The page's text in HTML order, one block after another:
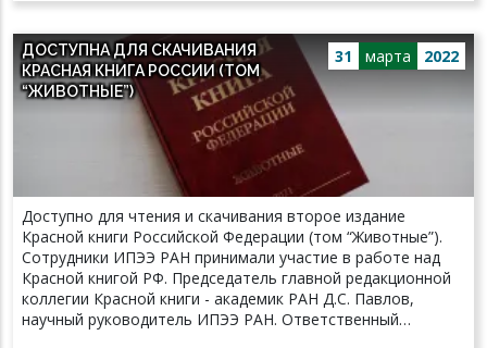
млекопитающих Института проблем экологии и эволюции
имени А. Н. Северцова РАН Почему кошки так любят
коробки? Не секрет, что кошки любят сидеть в замкнутых
пространствах: коробках, чемоданах, шкафах и пр. Как
показало исследование 2021 года, в отсутствие убежища
питомцы выбирают иллюзию замкнутого пространства:
например, сидят в двумерных квадратах. В 2017 году в
Сети прошел флешмоб: под хештегом #CatSquare люди
размещали фотографии своих кошек, сидящих на полу в
квадратах из клейкой ленты. Чуть позже в исследовании
на котиках из приюта было установлено, что коробки
помогают животным снизить уровень стресса. «Кошкам
нравится попадать в разные закрытые пространства, —
говорит Анастасия Антоневич. — Они по природе
охотники, которые набрасываются на добычу из засады.
Их поведение заточено под то, чтобы куда-то проникать,
31 марта 2022
ДОСТУПНА ДЛЯ СКАЧИВАНИЯ
КРАСНАЯ КНИГА РОССИИ (ТОМ
“ЖИВОТНЫЕ”)
Доступно для чтения и скачивания второе издание
Красной книги Российской Федерации (том “Животные”).
Сотрудники ИПЭЭ РАН принимали участие в работе над
Красной книгой РФ. Председатель главной редакционной
коллегии Красной книги - академик РАН Д.С. Павлов,
научный руководитель ИПЭЭ РАН. Ответственный